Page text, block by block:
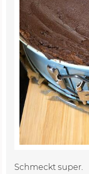
Schmeckt super.